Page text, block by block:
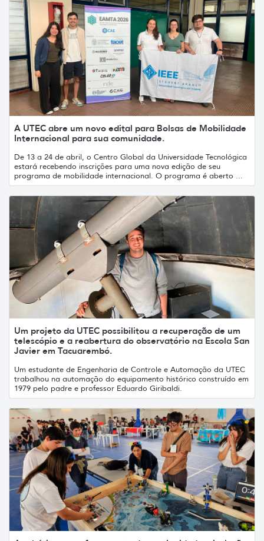
A UTEC abre um novo edital para Bolsas de Mobilidade
Internacional para sua comunidade.
De 13 a 24 de abril, o Centro Global da Universidade Tecnológica
estará recebendo inscrições para uma nova edição de seu
programa de mobilidade internacional. O programa é aberto ...
Um projeto da UTEC possibilitou a recuperação de um
telescópio e a reabertura do observatório na Escola San
Javier em Tacuarembó.
Um estudante de Engenharia de Controle e Automação da UTEC
trabalhou na automação do equipamento histórico construído em
1979 pelo padre e professor Eduardo Giribaldi.